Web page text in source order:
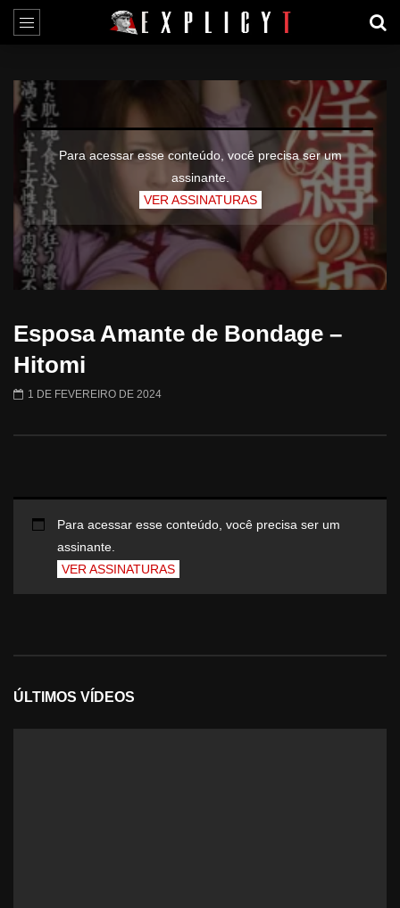
Para acessar esse conteúdo, você precisa ser um
assinante.
VER ASSINATURAS
Esposa Amante de Bondage –
Hitomi
1 DE FEVEREIRO DE 2024
Para acessar esse conteúdo, você precisa ser um
assinante.
VER ASSINATURAS
ÚLTIMOS VÍDEOS